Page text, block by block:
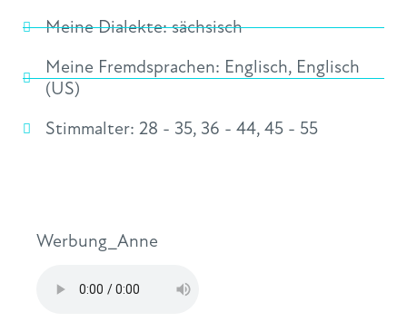
Meine Dialekte:sächsisch
Meine Fremdsprachen: Englisch, Englisch
(US)
Stimmalter: 28 - 35, 36 - 44, 45 - 55
Werbung_Anne